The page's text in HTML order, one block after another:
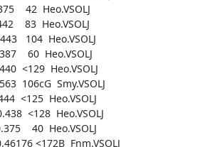
42  Heo.VSOLJ
83  Heo.VSOLJ
104  Heo.VSOLJ
60  Heo.VSOLJ
<129  Heo.VSOLJ
106cG  Smy.VSOLJ
<125  Heo.VSOLJ
<128  Heo.VSOLJ
40  Heo.VSOLJ
<172B  Fnm.VSOLJ